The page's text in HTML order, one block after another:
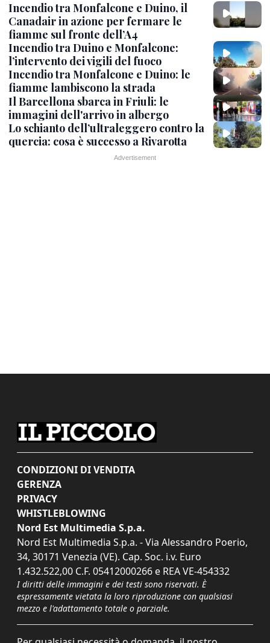
Incendio tra Monfalcone e Duino, il
Canadair in azione per fermare le
fiamme sul fronte dell’A4
Incendio tra Duino e Monfalcone:
l’intervento dei vigili del fuoco
Incendio tra Monfalcone e Duino: le
fiamme lambiscono la strada
Il Barcellona sbarca in Friuli: le
immagini dell'arrivo in albergo
Lo schianto dell’ultraleggero contro la
quercia: cosa è successo a Rivarotta
CONDIZIONI DI VENDITA
GERENZA
PRIVACY
WHISTLEBLOWING
Nord Est Multimedia S.p.a.
Nord Est Multimedia S.p.a. - Via Alessandro Poerio,
34, 30171 Venezia (VE). Cap. Soc. i.v. Euro
1.432.522,00 C.F. 05412000266 e REA VE-454332
I diritti delle immagini e dei testi sono riservati. È
espressamente vietata la loro riproduzione con qualsiasi
mezzo e l'adattamento totale o parziale.